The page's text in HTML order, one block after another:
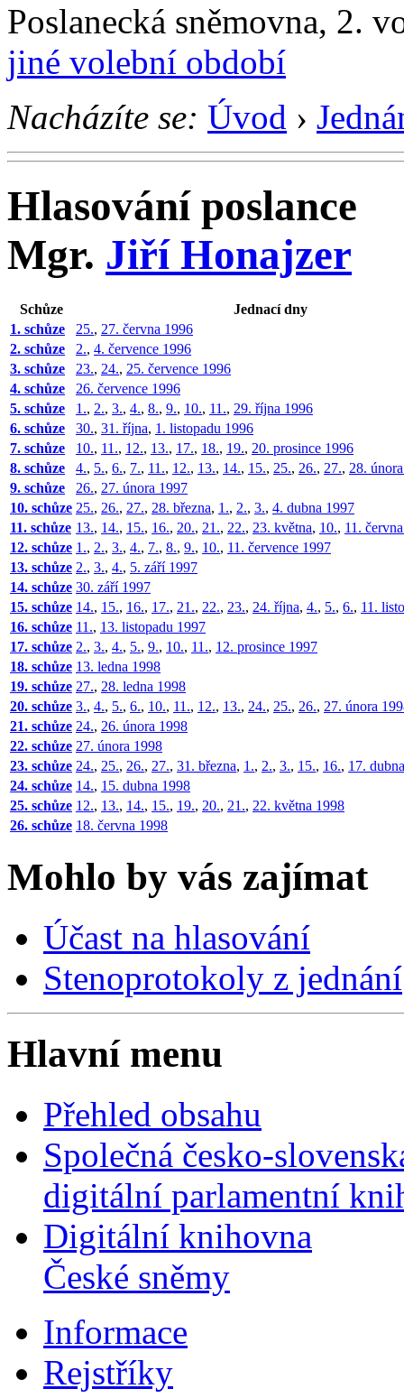
Poslanecká sněmovna, 2.
jiné volební období
Nacházíte se: Úvod ›
Hlasování poslance
Mgr. Jiří Honajzer
Schůze
Jednací dny
1. schůze
25., 27. června 1996
2. schůze
2., 4. července 1996
3. schůze
23., 24., 25. července 1996
4. schůze
26. července 1996
5. schůze
1., 2., 3., 4., 8., 9., 10., 11., 29. října 1996
6. schůze
30., 31. října, 1. listopadu 1996
7. schůze
10., 11., 12., 13., 17., 18., 19., 20. prosince 1996
8. schůze
4., 5., 6., 7., 11., 12., 13., 14., 15., 25., 26., 27., 28.
9. schůze
26., 27. února 1997
10. schůze 25., 26., 27., 28. března, 1., 2., 3., 4. dubna 1997
11. schůze 13., 14., 15., 16., 20., 21., 22., 23. května, 10., 11.
12. schůze 1., 2., 3., 4., 7., 8., 9., 10., 11. července 1997
13. schůze 2., 3., 4., 5. září 1997
14. schůze 30. září 1997
15. schůze 14., 15., 16., 17., 21., 22., 23., 24. října, 4., 5., 6., 11.
16. schůze 11., 13. listopadu 1997
17. schůze 2., 3., 4., 5., 9., 10., 11., 12. prosince 1997
18. schůze 13. ledna 1998
19. schůze 27., 28. ledna 1998
20. schůze 3., 4., 5., 6., 10., 11., 12., 13., 24., 25., 26., 27. února
21. schůze 24., 26. února 1998
22. schůze 27. února 1998
23. schůze 24., 25., 26., 27., 31. března, 1., 2., 3., 15., 16., 17.
24. schůze 14., 15. dubna 1998
25. schůze 12., 13., 14., 15., 19., 20., 21., 22. května 1998
26. schůze 18. června 1998
Mohlo by vás zajímat
Účast na hlasování
Stenoprotokoly z jednání
Hlavní menu
Přehled obsahu
Společná česko-
digitální parlamentní
Digitální knihovna
České sněmy
Informace
Rejstříky